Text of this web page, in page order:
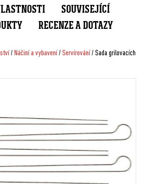
SOUVISEJÍCÍ
RECENZE A DOTAZY
/ Náčiní a vybavení/Servírování/ Sada grilovacích